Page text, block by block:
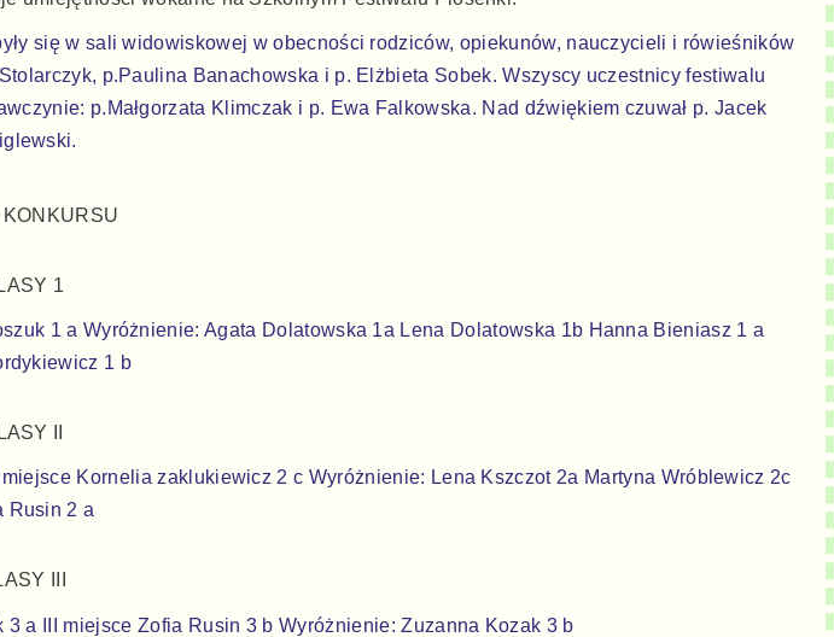
się w sali widowiskowej w obecności rodziców, opiekunów, nauczycieli i rówieśników
p.Paulina Banachowska i p. Elżbieta Sobek. Wszyscy uczestnicy festiwalu
p.Małgorzata Klimczak i p. Ewa Falkowska. Nad dźwiękiem czuwał p. Jacek
1
1 a Wyróżnienie: Agata Dolatowska 1a Lena Dolatowska 1b Hanna Bieniasz 1 a
1 b
II
Kornelia zaklukiewicz 2 c Wyróżnienie: Lena Kszczot 2a Martyna Wróblewicz 2c
Rusin 2 a
III
a III miejsce Zofia Rusin 3 b Wyróżnienie: Zuzanna Kozak 3 b